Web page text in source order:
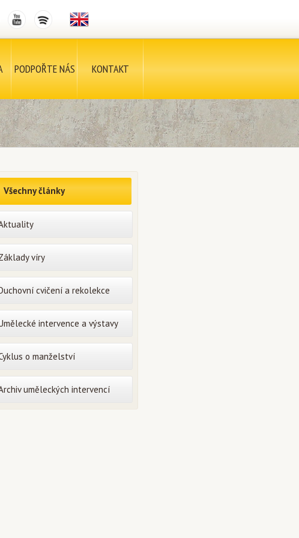
PODPOŘTE NÁS KONTAKT
Všechny články
víry
cvičení a rekolekce
intervence a výstavy
o manželství
uměleckých intervencí